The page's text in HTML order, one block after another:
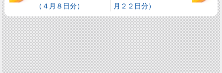
（４月８日分）
月２２日分）